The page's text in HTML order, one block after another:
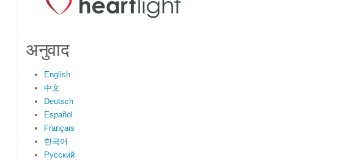
अनुवाद
English
中文
Deutsch
Español
Français
한국어
Русский